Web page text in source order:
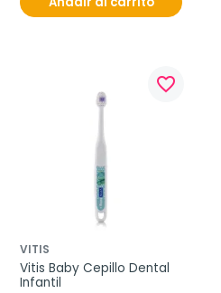
favorite_border
VITIS
Vitis Baby Cepillo Dental
Infantil